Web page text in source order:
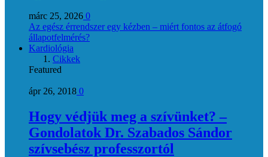
márc 25, 2026 0
Az egész érrendszer egy kézben – miért fontos az átfogó
állapotfelmérés?
Kardiológia
Cikkek
Featured
ápr 26, 2018 0
Hogy védjük meg a szívünket? –
Gondolatok Dr. Szabados Sándor
szívsebész professzortól